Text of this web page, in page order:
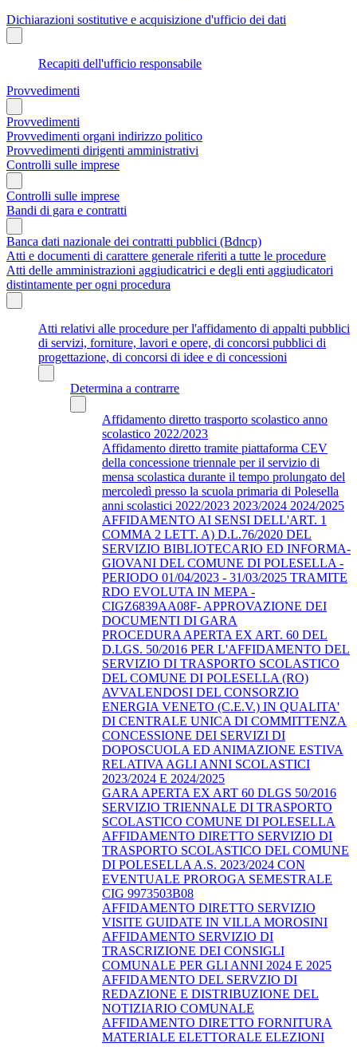
Dichiarazioni sostitutive e acquisizione d'ufficio dei dati
Recapiti dell'ufficio responsabile
Provvedimenti
Provvedimenti
Provvedimenti organi indirizzo politico
Provvedimenti dirigenti amministrativi
Controlli sulle imprese
Controlli sulle imprese
Bandi di gara e contratti
Banca dati nazionale dei contratti pubblici (Bdncp)
Atti e documenti di carattere generale riferiti a tutte le procedure
Atti delle amministrazioni aggiudicatrici e degli enti aggiudicatori
distintamente per ogni procedura
Atti relativi alle procedure per l'affidamento di appalti pubblici
di servizi, forniture, lavori e opere, di concorsi pubblici di
progettazione, di concorsi di idee e di concessioni
Determina a contrarre
Affidamento diretto trasporto scolastico anno
scolastico 2022/2023
Affidamento diretto tramite piattaforma CEV
della concessione triennale per il servizio di
mensa scolastica durante il tempo prolungato del
mercoledì presso la scuola primaria di Polesella
anni scolastici 2022/2023 2023/2024 2024/2025
AFFIDAMENTO AI SENSI DELL'ART. 1
COMMA 2 LETT. A) D.L.76/2020 DEL
SERVIZIO BIBLIOTECARIO ED INFORMA-
GIOVANI DEL COMUNE DI POLESELLA -
PERIODO 01/04/2023 - 31/03/2025 TRAMITE
RDO EVOLUTA IN MEPA -
CIGZ6839AA08F- APPROVAZIONE DEI
DOCUMENTI DI GARA
PROCEDURA APERTA EX ART. 60 DEL
D.LGS. 50/2016 PER L'AFFIDAMENTO DEL
SERVIZIO DI TRASPORTO SCOLASTICO
DEL COMUNE DI POLESELLA (RO)
AVVALENDOSI DEL CONSORZIO
ENERGIA VENETO (C.E.V.) IN QUALITA'
DI CENTRALE UNICA DI COMMITTENZA
CONCESSIONE DEI SERVIZI DI
DOPOSCUOLA ED ANIMAZIONE ESTIVA
RELATIVA AGLI ANNI SCOLASTICI
2023/2024 E 2024/2025
GARA APERTA EX ART 60 DLGS 50/2016
SERVIZIO TRIENNALE DI TRASPORTO
SCOLASTICO COMUNE DI POLESELLA
AFFIDAMENTO DIRETTO SERVIZIO DI
TRASPORTO SCOLASTICO DEL COMUNE
DI POLESELLA A.S. 2023/2024 CON
EVENTUALE PROROGA SEMESTRALE
CIG 9973503B08
AFFIDAMENTO DIRETTO SERVIZIO
VISITE GUIDATE IN VILLA MOROSINI
AFFIDAMENTO SERVIZIO DI
TRASCRIZIONE DEI CONSIGLI
COMUNALE PER GLI ANNI 2024 E 2025
AFFIDAMENTO DEL SERVZIO DI
REDAZIONE E DISTRIBUZIONE DEL
NOTIZIARIO COMUNALE
AFFIDAMENTO DIRETTO FORNITURA
MATERIALE ELETTORALE ELEZIONI